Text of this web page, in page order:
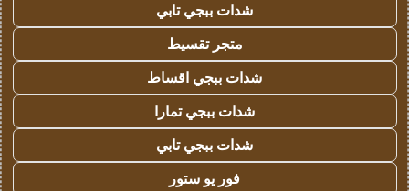
شدات ببجي تابي
متجر تقسيط
شدات ببجي اقساط
شدات ببجي تمارا
شدات ببجي تابي
فور يو ستور